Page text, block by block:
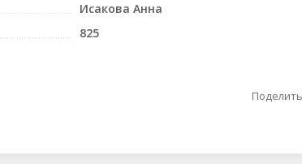
Исакова Анна
825